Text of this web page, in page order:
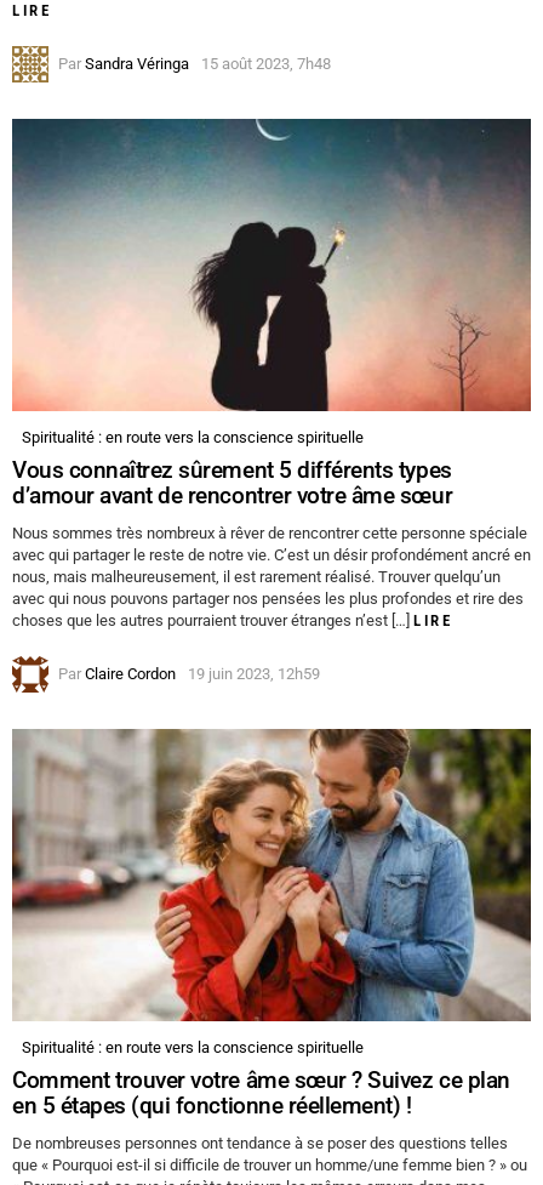
LIRE
Par Sandra Véringa 15 août 2023, 7h48
Spiritualité : en route vers la conscience spirituelle
Vous connaîtrez sûrement 5 différents types
d’amour avant de rencontrer votre âme sœur
Nous sommes très nombreux à rêver de rencontrer cette personne spéciale
avec qui partager le reste de notre vie. C’est un désir profondément ancré en
nous, mais malheureusement, il est rarement réalisé. Trouver quelqu’un
avec qui nous pouvons partager nos pensées les plus profondes et rire des
choses que les autres pourraient trouver étranges n’est […] LIRE
Par Claire Cordon 19 juin 2023, 12h59
Spiritualité : en route vers la conscience spirituelle
Comment trouver votre âme sœur ? Suivez ce plan
en 5 étapes (qui fonctionne réellement) !
De nombreuses personnes ont tendance à se poser des questions telles
que « Pourquoi est-il si difficile de trouver un homme/une femme bien ? » ou